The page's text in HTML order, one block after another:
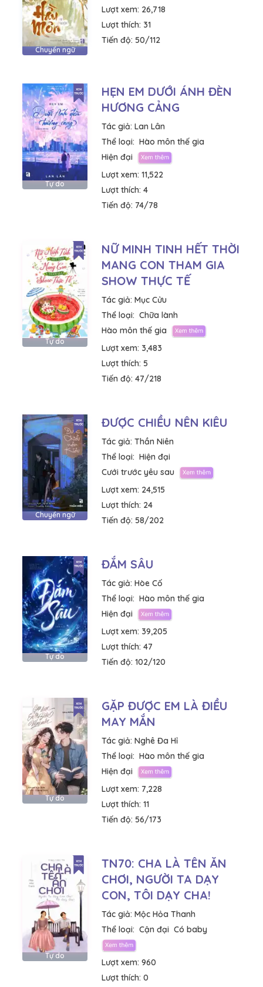
Chuyển ngữ
Lượt xem: 26,718
Lượt thích: 31
Tiến độ: 50/112
Tự do
HẸN EM DƯỚI ÁNH ĐÈN
HƯƠNG CẢNG
Tác giả: Lan Lân
Thể loại: Hào môn thế gia
Hiện đại
Lượt xem: 11,522
Lượt thích: 4
Tiến độ: 74/78
Tự do
NỮ MINH TINH HẾT THỜI
MANG CON THAM GIA
SHOW THỰC TẾ
Tác giả: Mục Cửu
Thể loại: Chữa lành
Hào môn thế gia
Lượt xem: 3,483
Lượt thích: 5
Tiến độ: 47/218
Chuyển ngữ
ĐƯỢC CHIỀU NÊN KIÊU
Tác giả: Thần Niên
Thể loại: Hiện đại
Cưới trước yêu sau
Lượt xem: 24,515
Lượt thích: 24
Tiến độ: 58/202
Tự do
ĐẮM SÂU
Tác giả: Hòe Cố
Thể loại: Hào môn thế gia
Hiện đại
Lượt xem: 39,205
Lượt thích: 47
Tiến độ: 102/120
Tự do
GẶP ĐƯỢC EM LÀ ĐIỀU
MAY MẮN
Tác giả: Nghê Đa Hỉ
Thể loại: Hào môn thế gia
Hiện đại
Lượt xem: 7,228
Lượt thích: 11
Tiến độ: 56/173
Tự do
TN70: CHA LÀ TÊN ĂN
CHƠI, NGƯỜI TA DẠY
CON, TÔI DẠY CHA!
Tác giả: Mộc Hỏa Thanh
Thể loại: Cận đại Có baby
Lượt xem: 960
Lượt thích: 0